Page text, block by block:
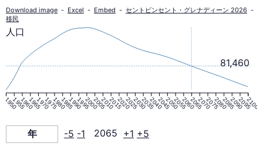
グ
レ
ナ
デ
ィ
Download image - Excel - Embed - セントビンセント・グレナディーン 2026 -
移民
1950195519601965197019751980198519901995200020052010201520202025203020352040204520502055206020652070207520802085209020952100
81,460
人口
年 -5 -1 2065 +1 +5